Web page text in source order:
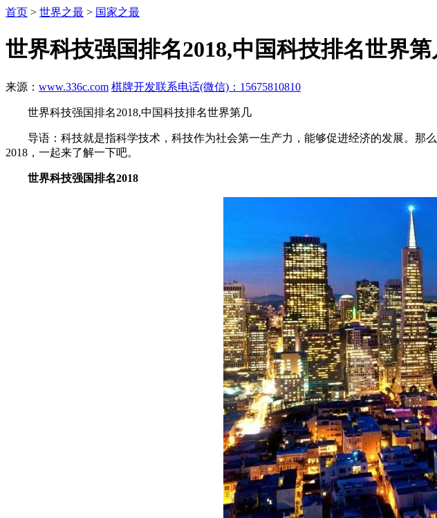
首页 > 世界之最 > 国家之最
世界科技强国排名2018,中国科技排名世界第
来源： www.336c.com 棋牌开发联系电话(微信)：15675810810
世界科技强国排名2018,中国科技排名世界第几
导语：科技就是指科学技术，科技作为社会第一生产力，能够促进经济的发展。那
2018，一起来了解一下吧。
世界科技强国排名2018